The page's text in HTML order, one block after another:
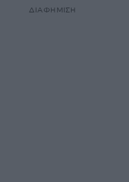
ΔΙΑΦΗΜΙΣΗ